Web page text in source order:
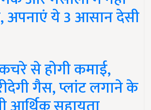
अपनाएं ये 3 आसान देसी
से होगी कमाई,
गैस, प्लांट लगाने के